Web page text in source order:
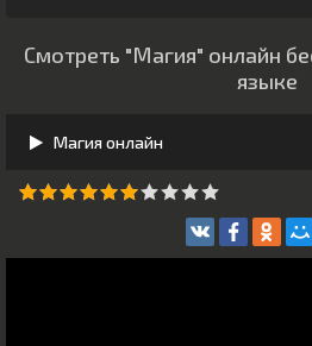
Смотреть "Магия" онлайн
языке
Магия онлайн